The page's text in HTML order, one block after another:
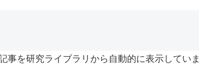
事を研究ライブラリから自動的に表示していま